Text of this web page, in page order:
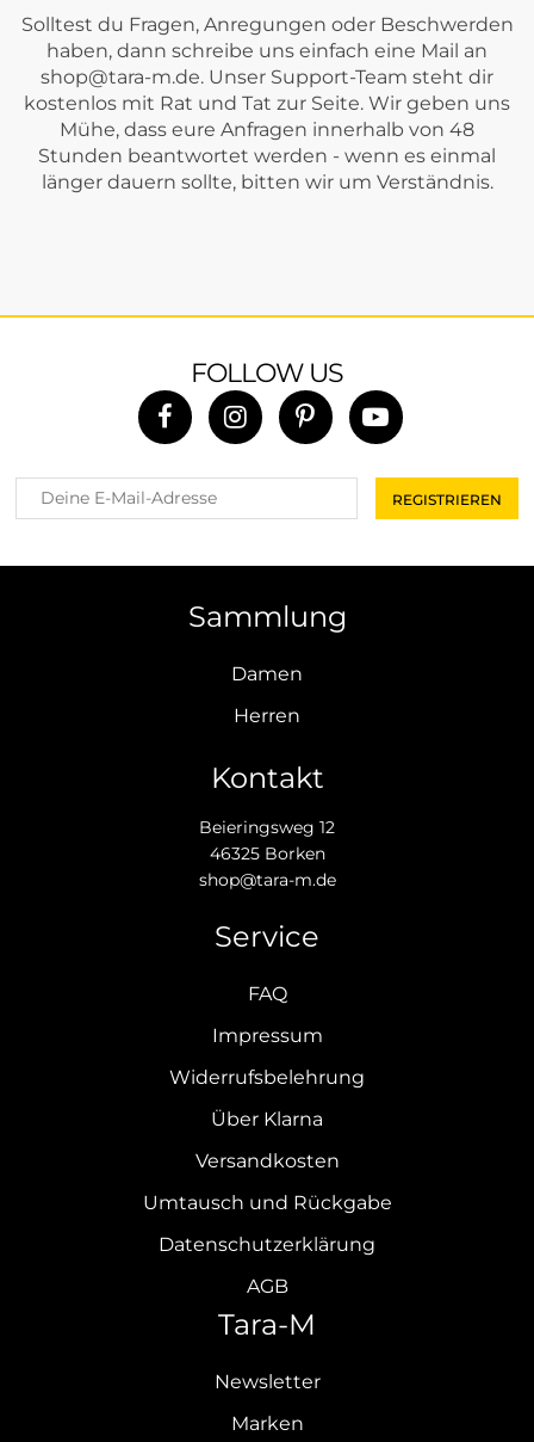
Solltest du Fragen, Anregungen oder Beschwerden
haben, dann schreibe uns einfach eine Mail an
shop@tara-m.de. Unser Support-Team steht dir
kostenlos mit Rat und Tat zur Seite. Wir geben uns
Mühe, dass eure Anfragen innerhalb von 48
Stunden beantwortet werden - wenn es einmal
länger dauern sollte, bitten wir um Verständnis.
FOLLOW US
Sammlung
Damen
Herren
Kontakt
Beieringsweg 12
46325 Borken
shop@tara-m.de
Service
FAQ
Impressum
Widerrufsbelehrung
Über Klarna
Versandkosten
Umtausch und Rückgabe
Datenschutzerklärung
AGB
Tara-M
Newsletter
Marken